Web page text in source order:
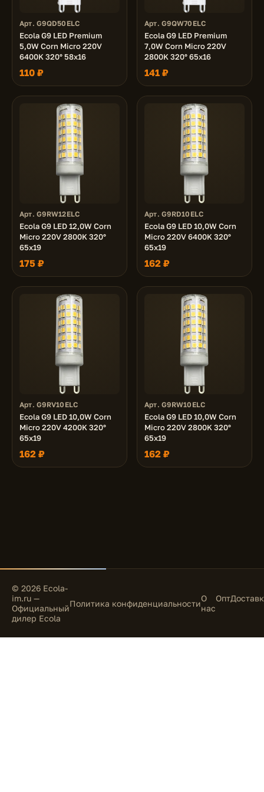
Арт. G9QD50ELC
Ecola G9 LED Premium
5,0W Corn Micro 220V
6400K 320° 58x16
110 ₽
Арт. G9QW70ELC
Ecola G9 LED Premium
7,0W Corn Micro 220V
2800K 320° 65x16
141 ₽
Арт. G9RW12ELC
Ecola G9 LED 12,0W Corn
Micro 220V 2800K 320°
65x19
175 ₽
Арт. G9RD10ELC
Ecola G9 LED 10,0W Corn
Micro 220V 6400K 320°
65x19
162 ₽
Арт. G9RV10ELC
Ecola G9 LED 10,0W Corn
Micro 220V 4200K 320°
65x19
162 ₽
Арт. G9RW10ELC
Ecola G9 LED 10,0W Corn
Micro 220V 2800K 320°
65x19
162 ₽
© 2026 Ecola-
im.ru —
Официальный
дилер Ecola
Политика конфиденциальностиО
нас
Опт